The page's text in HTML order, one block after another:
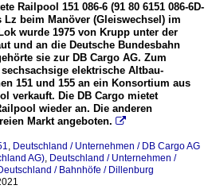
Railpool 151 086-6 (91 80 6151 086-6D-
Lz beim Manöver (Gleiswechsel) im
wurde 1975 von Krupp unter der
und an die Deutsche Bundesbahn
sie zur DB Cargo AG. Zum
elektrische Altbau-
151 und 155 an ein Konsortium aus
verkauft. Die DB Cargo mietet
wieder an. Die anderen
Markt angeboten. 
, Deutschland / Unternehmen / DB Cargo AG
AG), Deutschland / Unternehmen /
/ Bahnhöfe / Dillenburg